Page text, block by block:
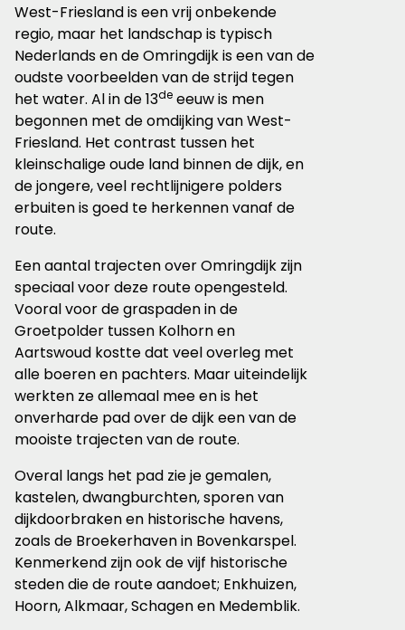
West-Friesland is een vrij onbekende
regio, maar het landschap is typisch
Nederlands en de Omringdijk is een van de
oudste voorbeelden van de strijd tegen
het water. Al in de 13de eeuw is men
begonnen met de omdijking van West-
Friesland. Het contrast tussen het
kleinschalige oude land binnen de dijk, en
de jongere, veel rechtlijnigere polders
erbuiten is goed te herkennen vanaf de
route.
Een aantal trajecten over Omringdijk zijn
speciaal voor deze route opengesteld.
Vooral voor de graspaden in de
Groetpolder tussen Kolhorn en
Aartswoud kostte dat veel overleg met
alle boeren en pachters. Maar uiteindelijk
werkten ze allemaal mee en is het
onverharde pad over de dijk een van de
mooiste trajecten van de route.
Overal langs het pad zie je gemalen,
kastelen, dwangburchten, sporen van
dijkdoorbraken en historische havens,
zoals de Broekerhaven in Bovenkarspel.
Kenmerkend zijn ook de vijf historische
steden die de route aandoet; Enkhuizen,
Hoorn, Alkmaar, Schagen en Medemblik.